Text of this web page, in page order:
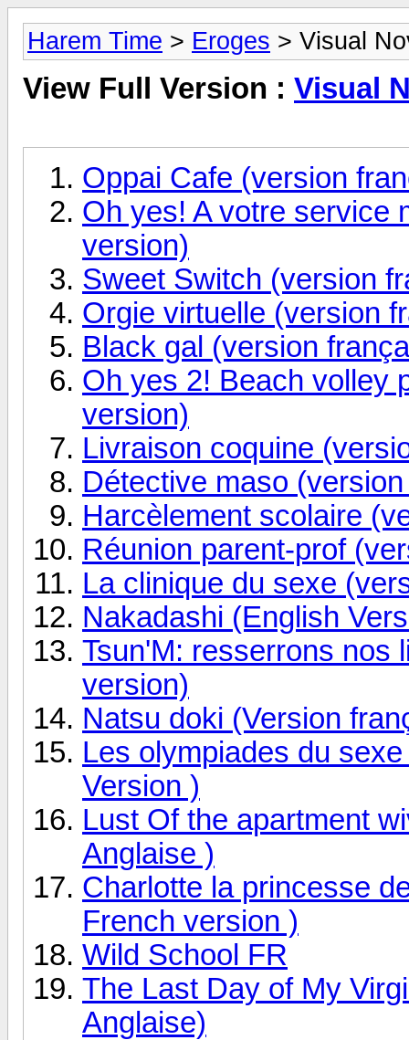
Harem Time > Eroges > Visual
View Full Version : Visual
Oppai Cafe (version
Oh yes! A votre service
version)
Sweet Switch (version
Orgie virtuelle (version
Black gal (version
Oh yes 2! Beach volley
version)
Livraison coquine
Détective maso
Harcèlement scolaire
Réunion parent-prof
La clinique du sexe
Nakadashi (English
Tsun'M: resserrons nos
version)
Natsu doki (Version
Les olympiades du
Version )
Lust Of the apartment
Anglaise )
Charlotte la princesse
French version )
Wild School FR
The Last Day of My
Anglaise)